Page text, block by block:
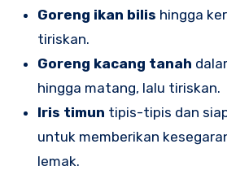
Goreng ikan bilis hingga
tiriskan.
Goreng kacang tanah
hingga matang, lalu tiriskan.
Iris timun tipis-tipis dan
untuk memberikan
lemak.